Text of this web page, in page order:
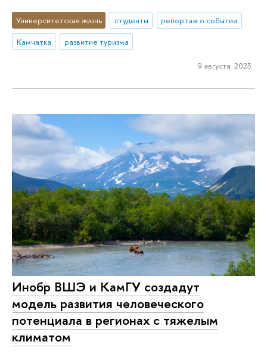
Университетская жизнь студенты
репортаж о событии
Камчатка
развитие туризма
9 августа 2023
Инобр ВШЭ и КамГУ создадут
модель развития человеческого
потенциала в регионах с тяжелым
климатом